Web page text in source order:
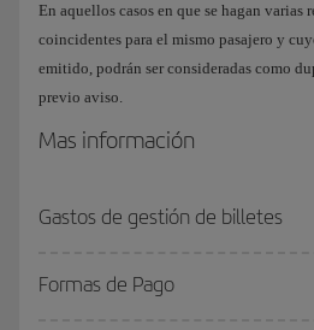
En aquellos casos en que se hagan varias
coincidentes para el mismo pasajero y
emitido, podrán ser consideradas como
previo aviso.
Mas información
Gastos de gestión de billetes
Formas de Pago